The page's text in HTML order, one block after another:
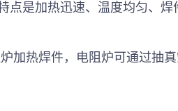
点是加热迅速、温度均匀、焊
加热焊件，电阻炉可通过抽